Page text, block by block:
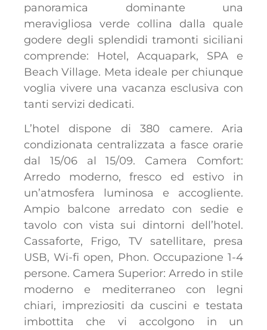
panoramica dominante una
meravigliosa verde collina dalla quale
godere degli splendidi tramonti siciliani
comprende: Hotel, Acquapark, SPA e
Beach Village. Meta ideale per chiunque
voglia vivere una vacanza esclusiva con
tanti servizi dedicati.
L’hotel dispone di 380 camere. Aria
condizionata centralizzata a fasce orarie
dal 15/06 al 15/09. Camera Comfort:
Arredo moderno, fresco ed estivo in
un’atmosfera luminosa e accogliente.
Ampio balcone arredato con sedie e
tavolo con vista sui dintorni dell’hotel.
Cassaforte, Frigo, TV satellitare, presa
USB, Wi-fi open, Phon. Occupazione 1-4
persone. Camera Superior: Arredo in stile
moderno e mediterraneo con legni
chiari, impreziositi da cuscini e testata
imbottita che vi accolgono in un